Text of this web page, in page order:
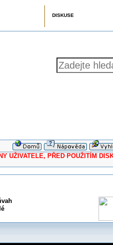
DISKUSE
PŘED POUŽITÍM